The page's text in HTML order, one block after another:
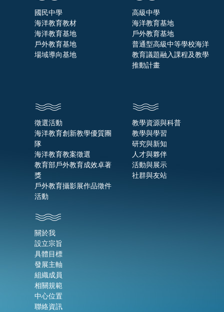
國民中學
海洋教育教材
海洋教育基地
戶外教育基地
場域導向基地
高級中學
海洋教育基地
戶外教育基地
普通型高級中等學校海洋
教育議題融入課程及教學
推動計畫
徵選活動
海洋教育創新教學優質團
隊
海洋教育教案徵選
教育部戶外教育成效卓著
獎
戶外教育攝影展作品徵件
活動
教學資源與科普
教學與學習
研究與新知
人才與夥伴
活動與展示
社群與友站
關於我
設立宗旨
具體目標
發展主軸
組織成員
相關規範
中心位置
聯絡資訊